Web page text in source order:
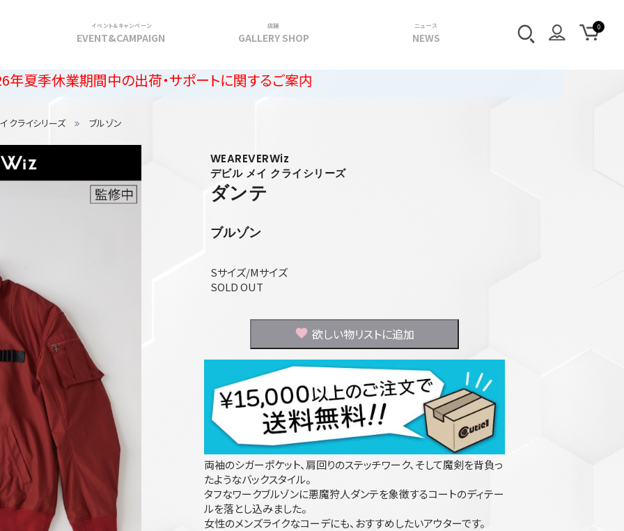
イベント＆キャンペーン
EVENT&CAMPAIGN
店舗
GALLERY SHOP
ニュース
NEWS
間中の出荷・サポートに関するご案内
クライシリーズ ブルゾン
WEAREVERWiz
デビル メイ クライシリーズ
ダンテ
ブルゾン
Sサイズ/Mサイズ
SOLD OUT
欲しい物リストに追加
両袖のシガーポケット、肩回りのステッチワーク、そして魔剣を背負っ
たようなバックスタイル。
タフなワークブルゾンに悪魔狩人ダンテを象徴するコートのディテー
ルを落とし込みました。
女性のメンズライクなコーデにも、おすすめしたいアウターです。